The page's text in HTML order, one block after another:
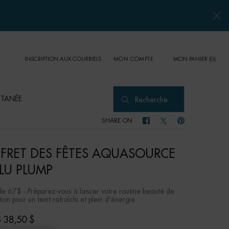
INSCRIPTION AUX COURRIELS MON COMPTE MON PANIER 0
0 PRODUCT IN CART
Recherche
SHARE ON SHARE ON FACEBOOK
SHARE ON TWITTER
SHARE ON
DES FÊTES AQUASOURCE
PLUMP
67$ - Préparez-vous à lancer votre routine beauté de
pour un teint rafraîchi et plein d'énergie.
38,50 $